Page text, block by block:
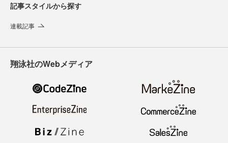
記事スタイルから探す
連載記事
翔泳社のWebメディア